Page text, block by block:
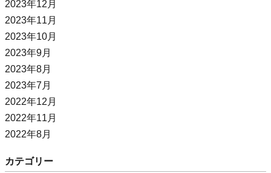
2023年12月
2023年11月
2023年10月
2023年9月
2023年8月
2023年7月
2022年12月
2022年11月
2022年8月
カテゴリー